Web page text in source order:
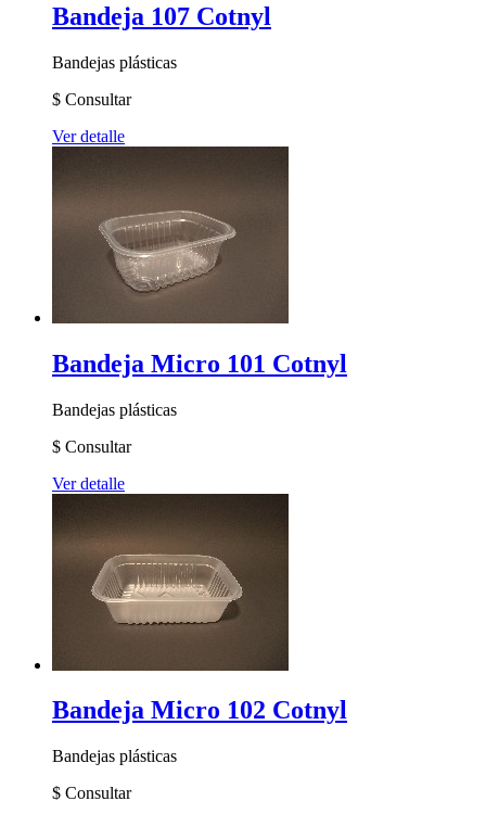
Bandeja 107 Cotnyl
Bandejas plásticas
$ Consultar
Ver detalle
Bandeja Micro 101 Cotnyl
Bandejas plásticas
$ Consultar
Ver detalle
Bandeja Micro 102 Cotnyl
Bandejas plásticas
$ Consultar